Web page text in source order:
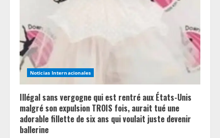
i
n
g
Noticias Internacionales
Illégal sans vergogne qui est rentré aux États-Unis
malgré son expulsion TROIS fois, aurait tué une
adorable fillette de six ans qui voulait juste devenir
ballerine